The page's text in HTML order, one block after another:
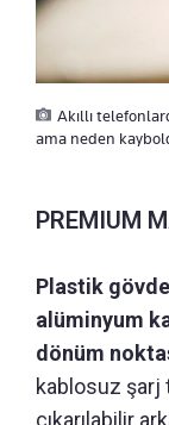
Akıllı
ama neden
PREMIUM
Plastik
alüminyum
dönüm
kablosuz şarj
çıkarılabilir